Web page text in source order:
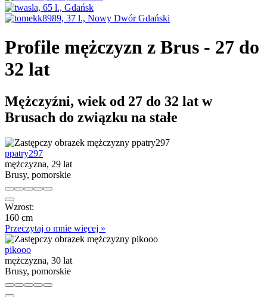
Profile mężczyzn z Brus - 27 do
32 lat
Mężczyźni, wiek od 27 do 32 lat w
Brusach do związku na stałe
ppatry297
mężczyzna, 29 lat
Brusy, pomorskie
Wzrost:
160 cm
Przeczytaj o mnie więcej »
pikooo
mężczyzna, 30 lat
Brusy, pomorskie